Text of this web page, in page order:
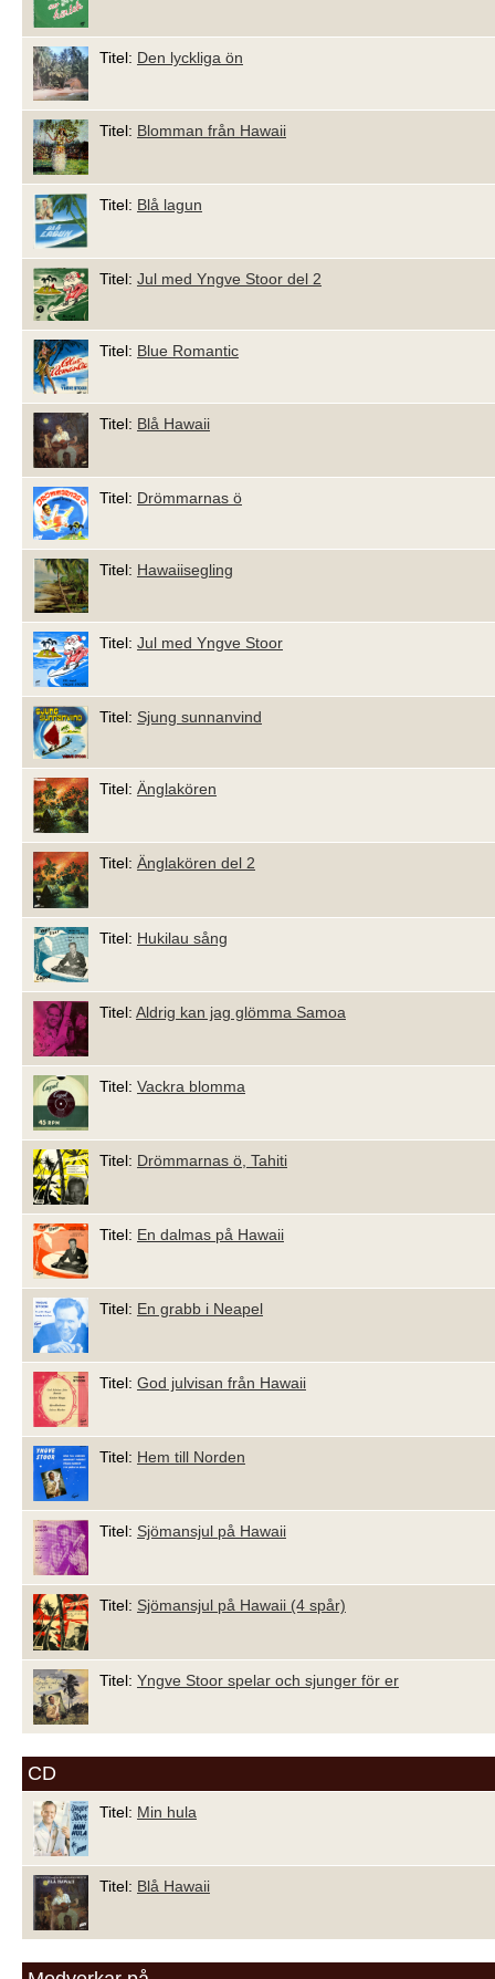
Titel: Den lyckliga ön
Titel: Blomman från Hawaii
Titel: Blå lagun
Titel: Jul med Yngve Stoor del 2
Titel: Blue Romantic
Titel: Blå Hawaii
Titel: Drömmarnas ö
Titel: Hawaiisegling
Titel: Jul med Yngve Stoor
Titel: Sjung sunnanvind
Titel: Änglakören
Titel: Änglakören del 2
Titel: Hukilau sång
Titel: Aldrig kan jag glömma Samoa
Titel: Vackra blomma
Titel: Drömmarnas ö, Tahiti
Titel: En dalmas på Hawaii
Titel: En grabb i Neapel
Titel: God julvisan från Hawaii
Titel: Hem till Norden
Titel: Sjömansjul på Hawaii
Titel: Sjömansjul på Hawaii (4 spår)
Titel: Yngve Stoor spelar och sjunger för er
CD
Titel: Min hula
Titel: Blå Hawaii